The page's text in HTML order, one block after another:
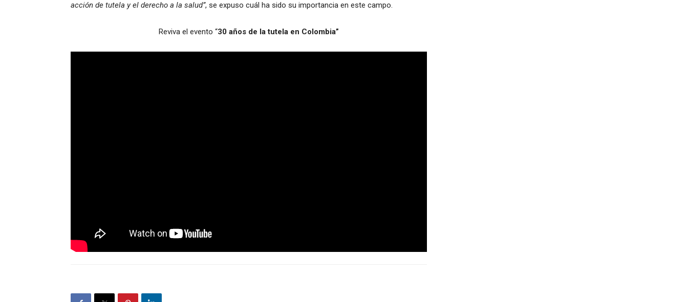
acción de tutela y el derecho a la salud”, se expuso cuál ha sido su importancia en este campo.
Reviva el evento “30 años de la tutela en Colombia”